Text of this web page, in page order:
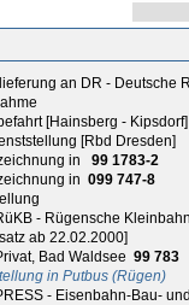
an DR - Deutsche
[Hainsberg - Kipsdorf]
[Rbd Dresden]
in
99 1783-2
in 099 747-8
- Rügensche
ab 22.02.2000]
Bad Waldsee 99 783
in Putbus (Rügen)
- Eisenbahn-Bau-